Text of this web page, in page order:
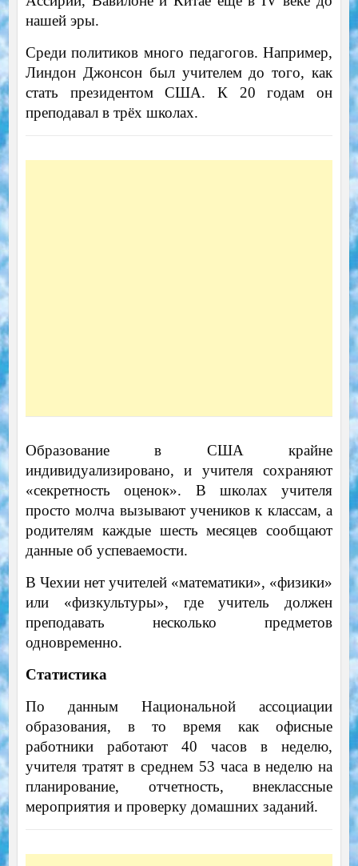
нашей эры.
Среди политиков много педагогов. Например,
Линдон Джонсон был учителем до того, как
стать президентом США. К 20 годам он
преподавал в трёх школах.
Образование в США крайне
индивидуализировано, и учителя сохраняют
«секретность оценок». В школах учителя
просто молча вызывают учеников к классам, а
родителям каждые шесть месяцев сообщают
данные об успеваемости.
В Чехии нет учителей «математики», «физики»
или «физкультуры», где учитель должен
преподавать несколько предметов
одновременно.
Статистика
По данным Национальной ассоциации
образования, в то время как офисные
работники работают 40 часов в неделю,
учителя тратят в среднем 53 часа в неделю на
планирование, отчетность, внеклассные
мероприятия и проверку домашних заданий.